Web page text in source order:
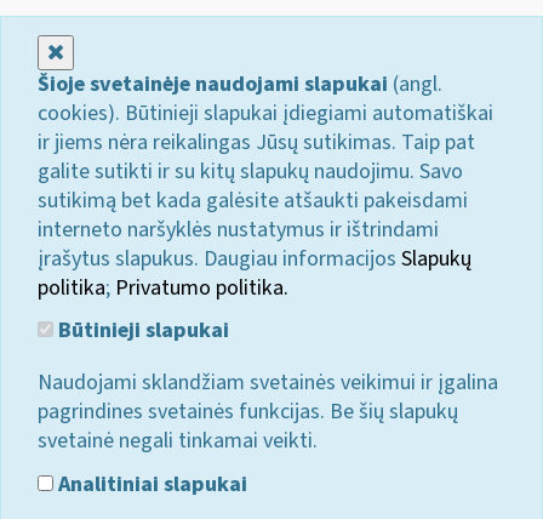
Šioje svetainėje naudojami slapukai (angl.
cookies). Būtinieji slapukai įdiegiami automatiškai
ir jiems nėra reikalingas Jūsų sutikimas. Taip pat
galite sutikti ir su kitų slapukų naudojimu. Savo
sutikimą bet kada galėsite atšaukti pakeisdami
interneto naršyklės nustatymus ir ištrindami
įrašytus slapukus. Daugiau informacijos Slapukų
politika; Privatumo politika.
Būtinieji slapukai
Naudojami sklandžiam svetainės veikimui ir įgalina
pagrindines svetainės funkcijas. Be šių slapukų
svetainė negali tinkamai veikti.
Analitiniai slapukai